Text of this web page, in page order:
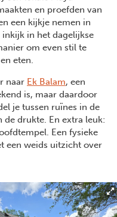
en proefden van
een kijkje nemen in
in het dagelijkse
om even stil te
eten.
naar Ek Balam, een
is, maar daardoor
je tussen ruïnes in de
de drukte. En extra leuk:
Een fysieke
een weids uitzicht over